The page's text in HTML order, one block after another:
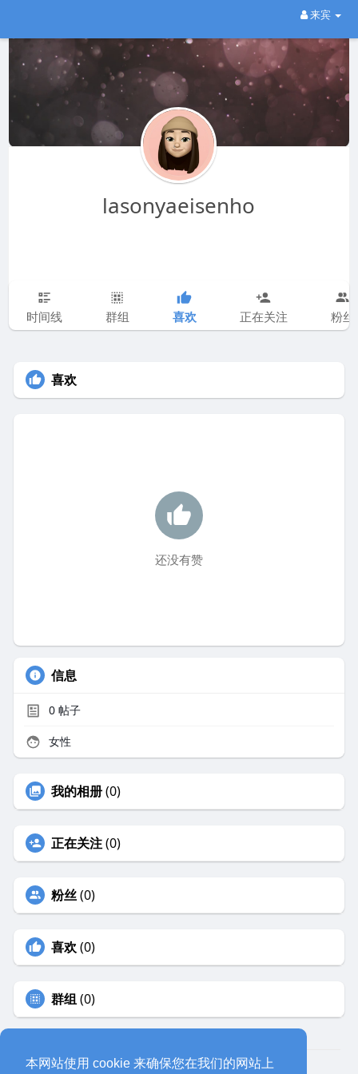
本网站使用 cookie 来确保您在我们的网站上
来宾
lasonyaeisenho
时间线 群组 喜欢 正在关注 粉丝
喜欢
还没有赞
信息
0帖子
女性
我的相册(0)
正在关注(0)
粉丝(0)
喜欢 (0)
群组(0)
© 2026 eyeoo